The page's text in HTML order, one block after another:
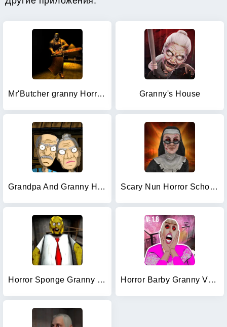
Mr'Butcher granny Horror House Granny's House
Grandpa And Granny Home Escape Scary Nun Horror School Escape
Horror Sponge Granny V1.8 Horror Barby Granny V1.8 Scary